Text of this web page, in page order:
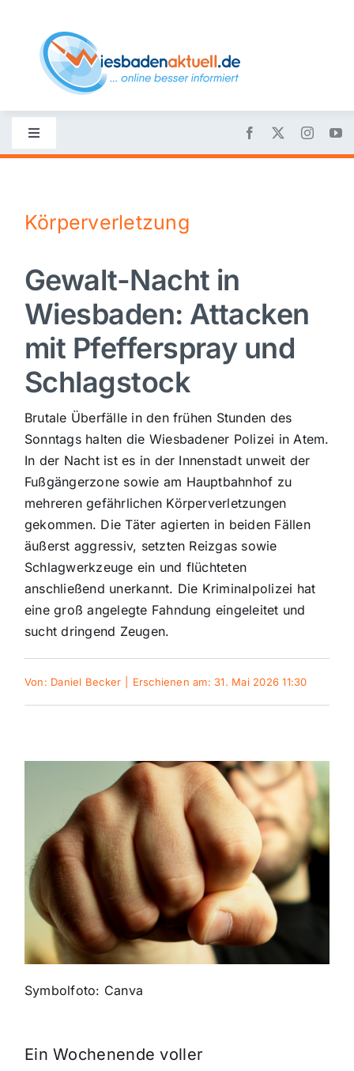
content
Toggle
Navigation
Nachrichten
Politik
Wirtschaft
Sport
Kultur
Panorama
Mein Stadtteil
Galerie
Verkehrsmeldungen
Gewinnspiele
Körperverletzung
Gewalt-Nacht in
Wiesbaden: Attacken
mit Pfefferspray und
Schlagstock
Brutale Überfälle in den frühen Stunden des
Sonntags halten die Wiesbadener Polizei in Atem.
In der Nacht ist es in der Innenstadt unweit der
Fußgängerzone sowie am Hauptbahnhof zu
mehreren gefährlichen Körperverletzungen
gekommen. Die Täter agierten in beiden Fällen
äußerst aggressiv, setzten Reizgas sowie
Schlagwerkzeuge ein und flüchteten
anschließend unerkannt. Die Kriminalpolizei hat
eine groß angelegte Fahndung eingeleitet und
sucht dringend Zeugen.
Von: Daniel Becker Erschienen am: 31. Mai 2026 11:30
Symbolfoto: Canva
Ein Wochenende voller